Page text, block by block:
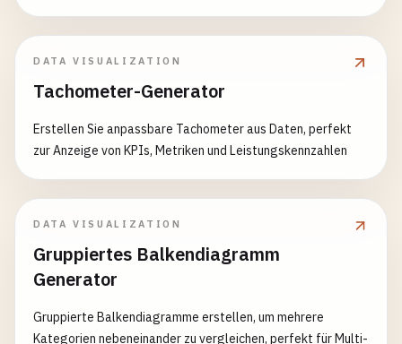
DATA VISUALIZATION
Tachometer-Generator
Erstellen Sie anpassbare Tachometer aus Daten, perfekt
zur Anzeige von KPIs, Metriken und Leistungskennzahlen
DATA VISUALIZATION
Gruppiertes Balkendiagramm
Generator
Gruppierte Balkendiagramme erstellen, um mehrere
Kategorien nebeneinander zu vergleichen, perfekt für Multi-